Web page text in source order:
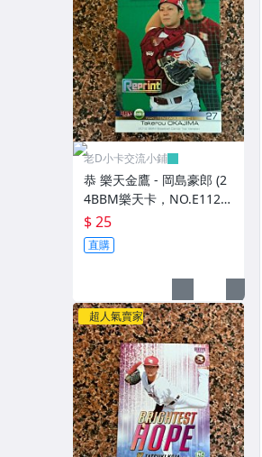
老D小卡交流小鋪
恭 樂天金鷹 - 岡島豪郎 (2
4BBM樂天卡，NO.E112)
復刻RC新人卡
$ 25
直購
超人氣賣家